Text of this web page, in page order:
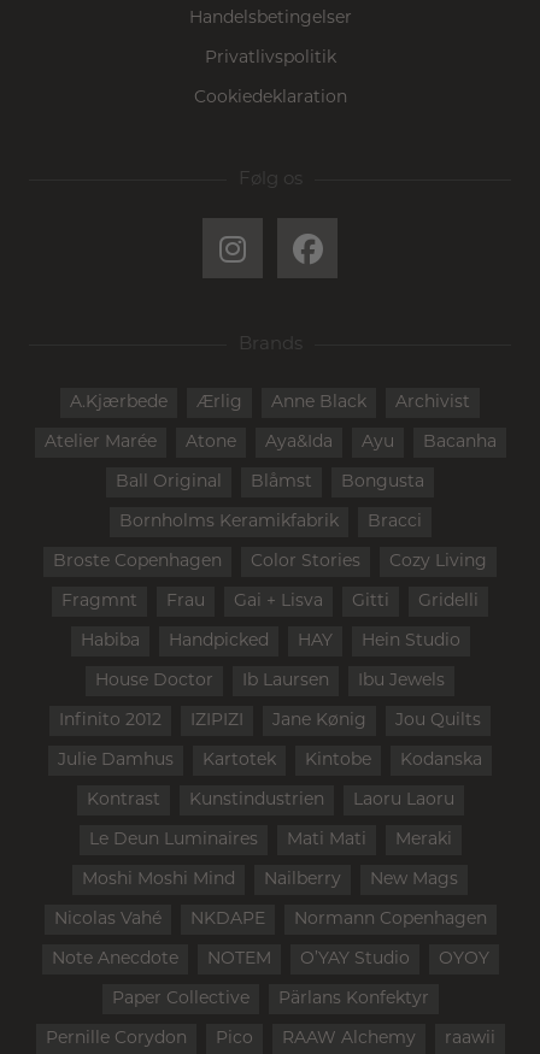
Handelsbetingelser
Privatlivspolitik
Cookiedeklaration
Følg os
Brands
A.Kjærbede Ærlig Anne Black Archivist
Atelier Marée Atone Aya&Ida Ayu Bacanha
Ball Original Blåmst Bongusta
Bornholms Keramikfabrik Bracci
Broste Copenhagen Color Stories Cozy Living
Fragmnt Frau Gai + Lisva Gitti Gridelli
Habiba Handpicked HAY Hein Studio
House Doctor Ib Laursen Ibu Jewels
Infinito 2012 IZIPIZI Jane Kønig Jou Quilts
Julie Damhus Kartotek Kintobe Kodanska
Kontrast Kunstindustrien Laoru Laoru
Le Deun Luminaires Mati Mati Meraki
Moshi Moshi Mind Nailberry New Mags
Nicolas Vahé NKDAPE Normann Copenhagen
Note Anecdote NOTEM O’YAY Studio OYOY
Paper Collective Pärlans Konfektyr
Pernille Corydon Pico RAAW Alchemy raawii